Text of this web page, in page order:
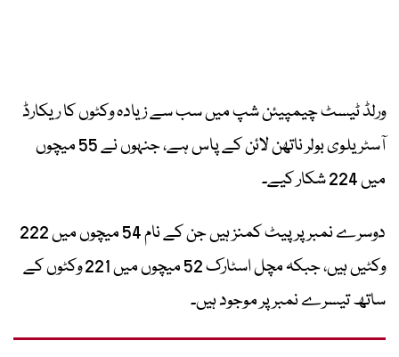
ورلڈ ٹیسٹ چیمپیئن شپ میں سب سے زیادہ وکٹوں کا ریکارڈ
آسٹریلوی بولر ناتھن لائن کے پاس ہے، جنہوں نے 55 میچوں
میں 224 شکار کیے۔
دوسرے نمبر پر پیٹ کمنز ہیں جن کے نام 54 میچوں میں 222
وکٹیں ہیں، جبکہ مچل اسٹارک 52 میچوں میں 221 وکٹوں کے
ساتھ تیسرے نمبر پر موجود ہیں۔